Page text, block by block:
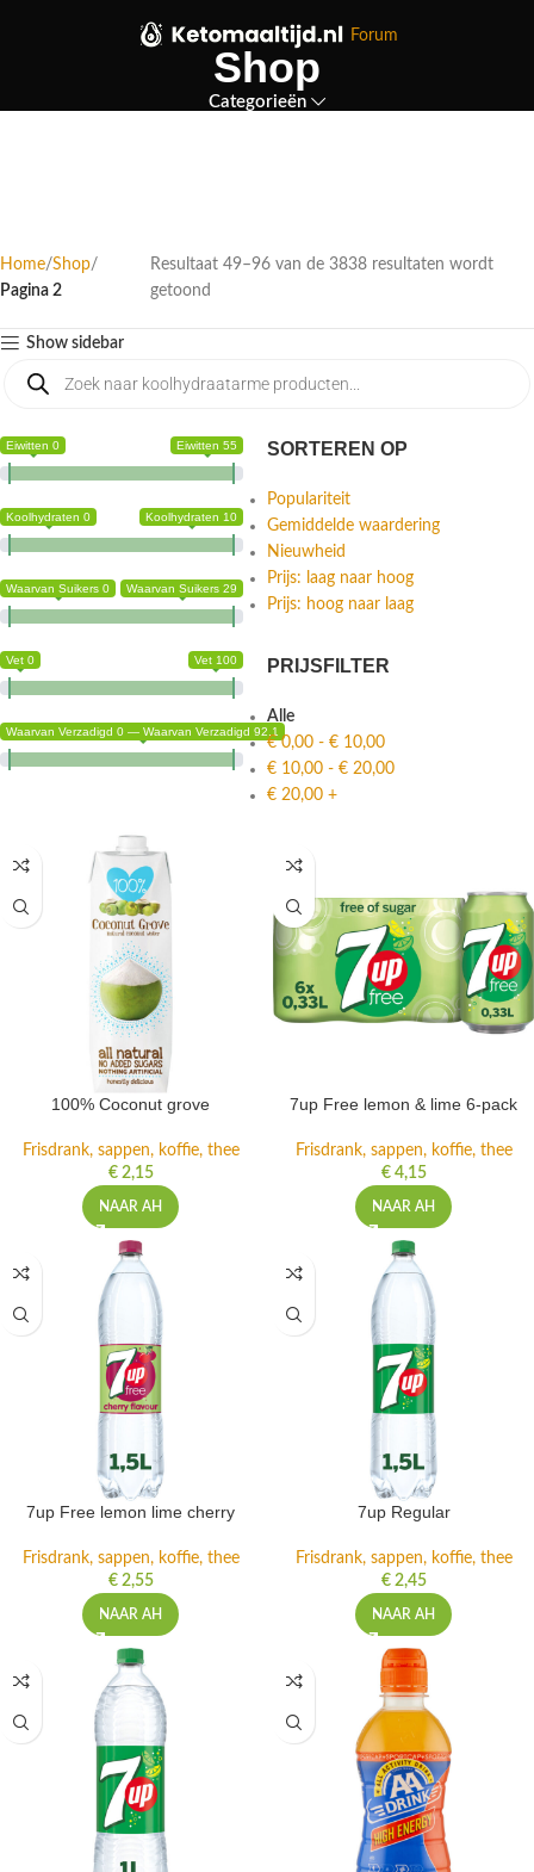
Forum
Shop
Categorieën
Home Shop
Pagina 2
Resultaat 49–96 van de 3838 resultaten wordt
getoond
Show sidebar
Eiwitten 0 Eiwitten 55
Koolhydraten 0 Koolhydraten 10
Waarvan Suikers 0 Waarvan Suikers 29
Vet 0 Vet 100
Waarvan Verzadigd 0 — Waarvan Verzadigd 92.1
SORTEREN OP
Populariteit
Gemiddelde waardering
Nieuwheid
Prijs: laag naar hoog
Prijs: hoog naar laag
PRIJSFILTER
Alle
€0,00 - € 10,00
€ 10,00 - € 20,00
€ 20,00 +
100% Coconut grove
Frisdrank, sappen, koffie, thee
€2,15
NAAR AH
7up Free lemon & lime 6-pack
Frisdrank, sappen, koffie, thee
€4,15
NAAR AH
7up Free lemon lime cherry
Frisdrank, sappen, koffie, thee
€2,55
NAAR AH
7up Regular
Frisdrank, sappen, koffie, thee
€2,45
NAAR AH